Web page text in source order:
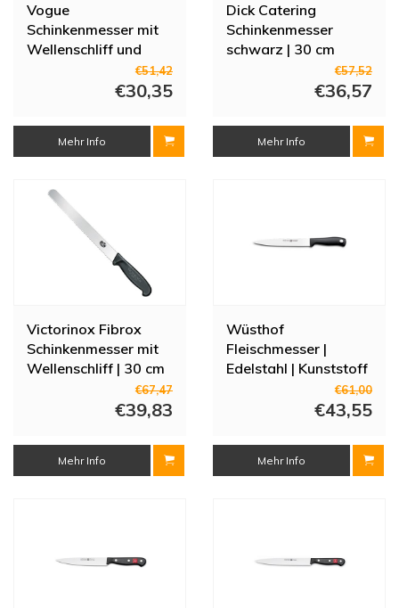
Vogue
Schinkenmesser mit
Wellenschliff und
weichem Griff | 28 cm
€51,42
€30,35
Mehr Info
Dick Catering
Schinkenmesser
schwarz | 30 cm
€57,52
€36,57
Mehr Info
Victorinox Fibrox
Schinkenmesser mit
Wellenschliff | 30 cm
€67,47
€39,83
Mehr Info
Wüsthof
Fleischmesser |
Edelstahl | Kunststoff
€61,00
€43,55
Mehr Info